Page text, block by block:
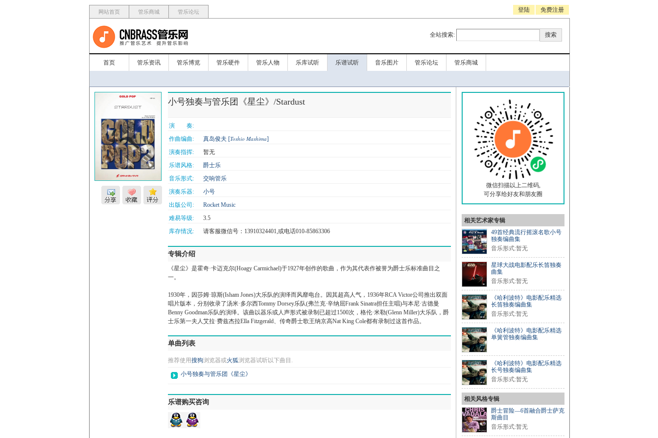
网站首页 管乐商城 管乐论坛 登陆 免费注册
全站搜索:
首页 管乐资讯 管乐博览 管乐硬件 管乐人物 乐库试听 乐谱试听 音乐图片 管乐论坛 管乐商城
小号独奏与管乐团《星尘》/Stardust
演 奏:
作曲编曲:
真岛俊夫 [Toshio Mashima]
演奏指挥:
暂无
乐谱风格:
爵士乐
音乐形式:
交响管乐
演奏乐器:
小号
出版公司:
Rocket Music
难易等级:
3.5
库存情况:
请客服微信号：13910324401,或电话010-85863306
专辑介绍
《星尘》是霍奇·卡迈克尔(Hoagy Carmichael)于1927年创作的歌曲，作为其代表作被誉为爵士乐标准曲目之
一。
1930年，因莎姆·琼斯(Isham Jones)大乐队的演绎而风靡电台。因其超高人气，1936年RCA Victor公司推出双面
唱片版本，分别收录了汤米·多尔西Tommy Dorsey乐队(弗兰克·辛纳屈Frank Sinatra担任主唱)与本尼·古德曼
Benny Goodman乐队的演绎。该曲以器乐或人声形式被录制已超过1500次，格伦·米勒(Glenn Miller)大乐队，爵
士乐第一夫人艾拉·费兹杰拉Ella Fitzgerald、传奇爵士歌王纳京高Nat King Cole都有录制过这首作品。
单曲列表
推荐使用搜狗浏览器或火狐浏览器试听以下曲目.
小号独奏与管乐团《星尘》
乐谱购买咨询
微信扫描以上二维码,
可分享给好友和朋友圈
相关艺术家专辑
49首经典流行摇滚名歌小号
独奏编曲集
音乐形式:暂无
星球大战电影配乐长笛独奏
曲集
音乐形式:暂无
《哈利波特》电影配乐精选
长笛独奏编曲集
音乐形式:暂无
《哈利波特》电影配乐精选
单簧管独奏编曲集
《哈利波特》电影配乐精选
长号独奏编曲集
音乐形式:暂无
相关风格专辑
爵士冒险—6首融合爵士萨克
斯曲目
音乐形式:暂无